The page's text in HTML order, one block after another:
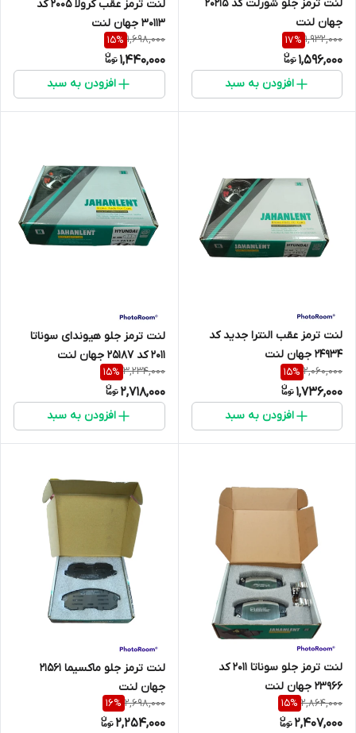
لنت ترمز جلو شورلت کد 20215
جهان لنت
1,932,000
17%
1,596,000
افزودن به سبد
لنت ترمز عقب کرولا 2005 کد
30113 جهان لنت
1,698,000
15%
1,440,000
افزودن به سبد
لنت ترمز عقب النترا جدید کد
24934 جهان لنت
2,060,000
15%
1,736,000
افزودن به سبد
لنت ترمز جلو هیوندای سوناتا
2011 کد 25187 جهان لنت
3,234,000
15%
2,718,000
افزودن به سبد
لنت ترمز جلو سوناتا 2011 کد
23966 جهان لنت
2,864,000
15%
2,407,000
لنت ترمز جلو ماکسیما 21561
جهان لنت
2,698,000
16%
2,254,000